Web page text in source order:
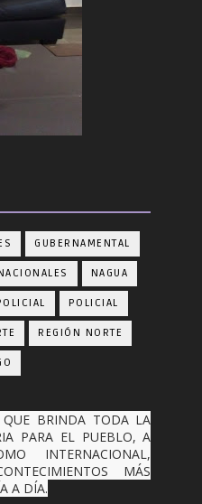
GUBERNAMENTAL
NAGUA
POLICIAL
REGIÓN NORTE
BRINDA TODA LA
PARA EL PUEBLO, A
INTERNACIONAL,
MÁS
A DÍA.